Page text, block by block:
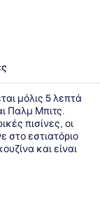
μόλις 5 λεπτά
Παλμ Μπιτς.
πισίνες, οι
στο εστιατόριο
και είναι
Άλλοι